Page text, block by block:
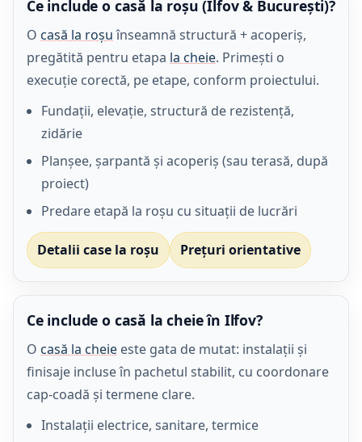
Ce include o casă la roșu (Ilfov & București)?
O casă la roșuînseamnă structură + acoperiș,
pregătită pentru etapa la cheie. Primești o
execuție corectă, pe etape, conform proiectului.
Fundații, elevație, structură de rezistență,
zidărie
Planșee, șarpantă și acoperiș (sau terasă, după
proiect)
Predare etapă la roșu cu situații de lucrări
Detalii case la roșu Prețuri orientative
Ce include o casă la cheie în Ilfov?
O casă la cheie este gata de mutat: instalații și
finisaje incluse în pachetul stabilit, cu coordonare
cap-coadă și termene clare.
Instalații electrice, sanitare, termice